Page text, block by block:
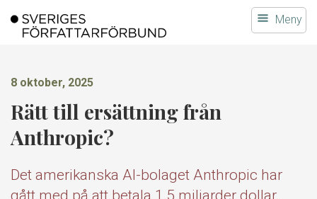
till
Meny
8 oktober, 2025
Rätt till ersättning från
Anthropic?
Det amerikanska AI-bolaget Anthropic har
gått med på att betala 1,5 miljarder dollar,